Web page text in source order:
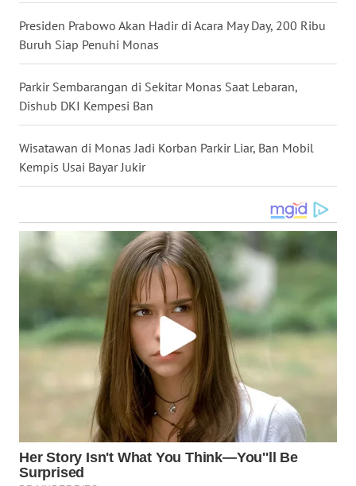
Presiden Prabowo Akan Hadir di Acara May Day, 200 Ribu
Buruh Siap Penuhi Monas
Parkir Sembarangan di Sekitar Monas Saat Lebaran,
Dishub DKI Kempesi Ban
Wisatawan di Monas Jadi Korban Parkir Liar, Ban Mobil
Kempis Usai Bayar Jukir
JOGJA
JATIM
WN
KALBAR
KALTENG
KALTARA